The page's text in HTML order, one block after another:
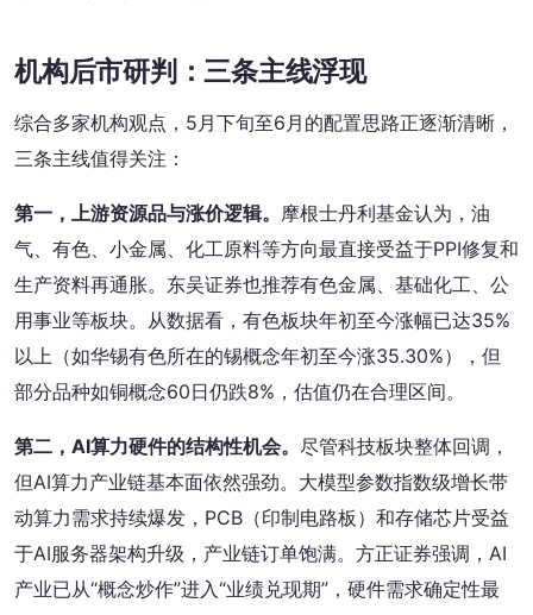
机构后市研判：三条主线浮现
综合多家机构观点，5月下旬至6月的配置思路正逐渐清晰，
三条主线值得关注：
第一，上游资源品与涨价逻辑。 摩根士丹利基金认为，油
气、有色、小金属、化工原料等方向最直接受益于PPI修复和
生产资料再通胀。东吴证券也推荐有色金属、基础化工、公
用事业等板块。从数据看，有色板块年初至今涨幅已达35%
以上（如华锡有色所在的锡概念年初至今涨35.30%），但
部分品种如铜概念60日仍跌8%，估值仍在合理区间。
第二，AI算力硬件的结构性机会。 尽管科技板块整体回调，
但AI算力产业链基本面依然强劲。大模型参数指数级增长带
动算力需求持续爆发，PCB（印制电路板）和存储芯片受益
于AI服务器架构升级，产业链订单饱满。方正证券强调，AI
产业已从“概念炒作”进入“业绩兑现期”，硬件需求确定性最